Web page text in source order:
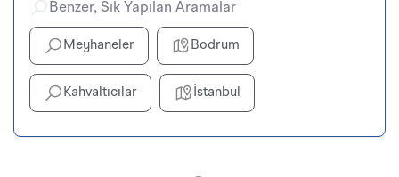
Benzer, Sık Yapılan Aramalar
Meyhaneler Bodrum
Kahvaltıcılar İstanbul